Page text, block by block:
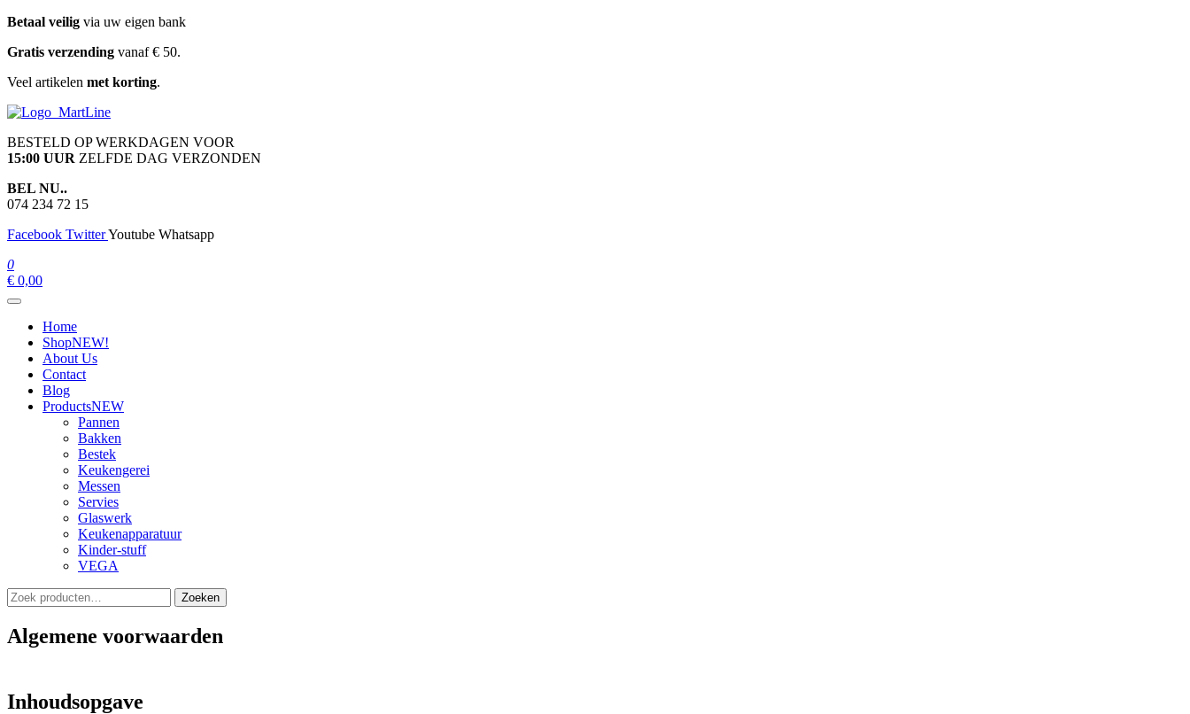
Ga
de
Betaal veilig via uw eigen bank
Gratis verzending vanaf € 50.
Veel artikelen met korting.
martline.nl
BESTELD OP WERKDAGEN VOOR
15:00 UUR ZELFDE DAG VERZONDEN
BEL NU..
074 234 72 15
Facebook TwitterYoutube Whatsapp
0
€ 0,00
Home
ShopNEW!
About Us
Contact
Blog
ProductsNEW
Pannen
Bakken
Bestek
Keukengerei
Messen
Servies
Glaswerk
Keukenapparatuur
Kinder-stuff
VEGA
Zoeken
naar:
Zoeken
Algemene voorwaarden
Inhoudsopgave